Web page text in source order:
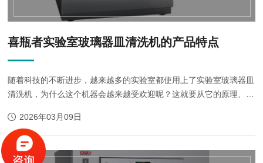
喜瓶者实验室玻璃器皿清洗机的产品特点
随着科技的不断进步，越来越多的实验室都使用上了实验室玻璃器皿
清洗机，为什么这个机器会越来越受欢迎呢？这就要从它的原理、特
吧。喜瓶者实验室清洗机是依据循环喷淋...
2026年03月09日